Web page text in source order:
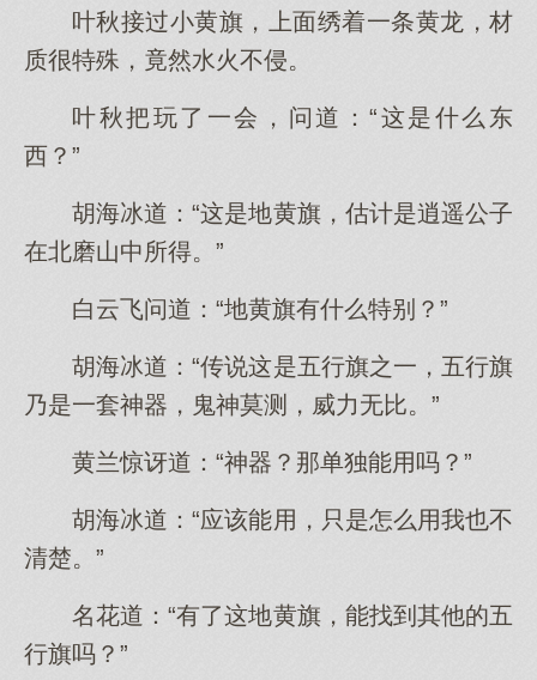
叶秋接过小黄旗，上面绣着一条黄龙，材
质很特殊，竟然水火不侵。
叶秋把玩了一会，问道：“这是什么东
西？”
胡海冰道：“这是地黄旗，估计是逍遥公子
在北磨山中所得。”
白云飞问道：“地黄旗有什么特别？”
胡海冰道：“传说这是五行旗之一，五行旗
乃是一套神器，鬼神莫测，威力无比。”
黄兰惊讶道：“神器？那单独能用吗？”
胡海冰道：“应该能用，只是怎么用我也不
清楚。”
名花道：“有了这地黄旗，能找到其他的五
行旗吗？”